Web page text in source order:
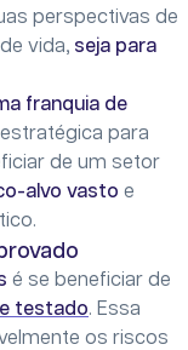
perspectivas de
vida, seja para
franquia de
para
de um setor
alvo vasto e
é se beneficiar de
testado. Essa
os riscos